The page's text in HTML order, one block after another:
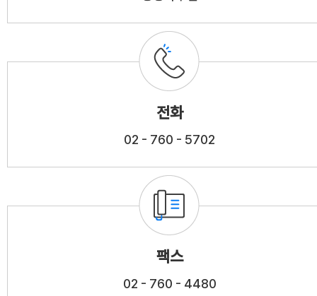
전화
02 - 760 - 5702
팩스
02 - 760 - 4480